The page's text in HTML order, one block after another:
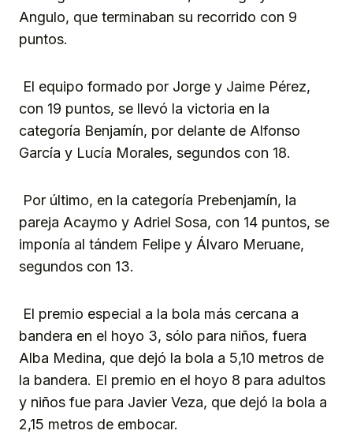
Angulo, que terminaban su recorrido con 9
puntos.
El equipo formado por Jorge y Jaime Pérez,
con 19 puntos, se llevó la victoria en la
categoría Benjamín, por delante de Alfonso
García y Lucía Morales, segundos con 18.
Por último, en la categoría Prebenjamín, la
pareja Acaymo y Adriel Sosa, con 14 puntos, se
imponía al tándem Felipe y Álvaro Meruane,
segundos con 13.
El premio especial a la bola más cercana a
bandera en el hoyo 3, sólo para niños, fuera
Alba Medina, que dejó la bola a 5,10 metros de
la bandera. El premio en el hoyo 8 para adultos
y niños fue para Javier Veza, que dejó la bola a
2,15 metros de embocar.